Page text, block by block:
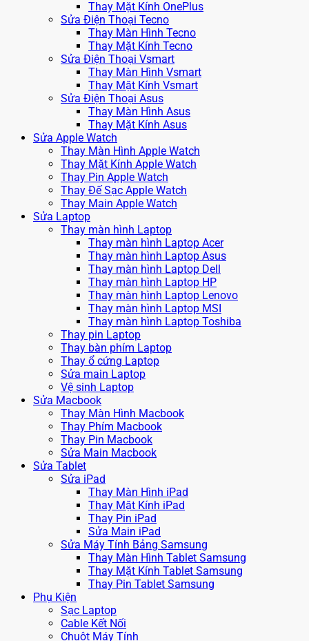
Thay Mặt Kính OnePlus
Sửa Điện Thoại Tecno
Thay Màn Hình Tecno
Thay Mặt Kính Tecno
Sửa Điện Thoại Vsmart
Thay Màn Hình Vsmart
Thay Mặt Kính Vsmart
Sửa Điện Thoại Asus
Thay Màn Hình Asus
Thay Mặt Kính Asus
Sửa Apple Watch
Thay Màn Hình Apple Watch
Thay Mặt Kính Apple Watch
Thay Pin Apple Watch
Thay Đế Sạc Apple Watch
Thay Main Apple Watch
Sửa Laptop
Thay màn hình Laptop
Thay màn hình Laptop Acer
Thay màn hình Laptop Asus
Thay màn hình Laptop Dell
Thay màn hình Laptop HP
Thay màn hình Laptop Lenovo
Thay màn hình Laptop MSI
Thay màn hình Laptop Toshiba
Thay pin Laptop
Thay bàn phím Laptop
Thay ổ cứng Laptop
Sửa main Laptop
Vệ sinh Laptop
Sửa Macbook
Thay Màn Hình Macbook
Thay Phím Macbook
Thay Pin Macbook
Sửa Main Macbook
Sửa Tablet
Sửa iPad
Thay Màn Hình iPad
Thay Mặt Kính iPad
Thay Pin iPad
Sửa Main iPad
Sửa Máy Tính Bảng Samsung
Thay Màn Hình Tablet Samsung
Thay Mặt Kính Tablet Samsung
Thay Pin Tablet Samsung
Phụ Kiện
Sạc Laptop
Cable Kết Nối
Chuột Máy Tính